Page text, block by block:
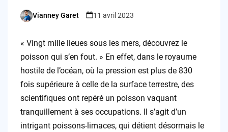
Posted
Vianney Garet 11 avril 2023
« Vingt mille lieues sous les mers, découvrez le
poisson qui s’en fout. » En effet, dans le royaume
hostile de l’océan, où la pression est plus de 830
fois supérieure à celle de la surface terrestre, des
scientifiques ont repéré un poisson vaquant
tranquillement à ses occupations. Il s’agit d’un
intrigant poissons-limaces, qui détient désormais le